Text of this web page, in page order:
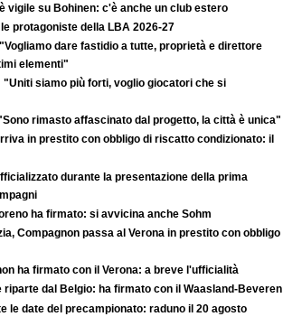
vigile su Bohinen: c'è anche un club estero
protagoniste della LBA 2026-27
dare fastidio a tutte, proprietà e direttore
elementi"
"Uniti siamo più forti, voglio giocatori che si
rimasto affascinato dal progetto, la città è unica"
in prestito con obbligo di riscatto condizionato: il
durante la presentazione della prima
ha firmato: si avvicina anche Sohm
Compagnon passa al Verona in prestito con obbligo
ha firmato con il Verona: a breve l'ufficialità
riparte dal Belgio: ha firmato con il Waasland-Beveren
le date del precampionato: raduno il 20 agosto